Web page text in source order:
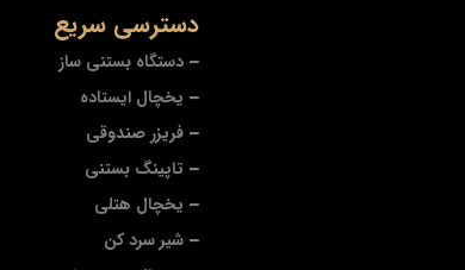
دسترسی سریع
دستگاه بستنی ساز
یخچال ایستاده
فریزر صندوقی
تاپینگ بستنی
یخچال هتلی
شیر سرد کن